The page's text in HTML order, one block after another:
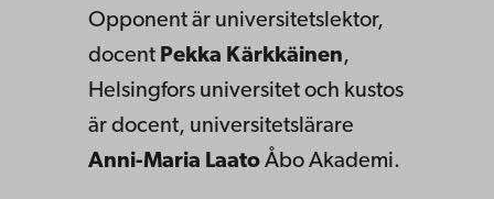
Opponent är universitetslektor,
docent Pekka Kärkkäinen,
Helsingfors universitet och kustos
är docent, universitetslärare
Anni-Maria Laato Åbo Akademi.